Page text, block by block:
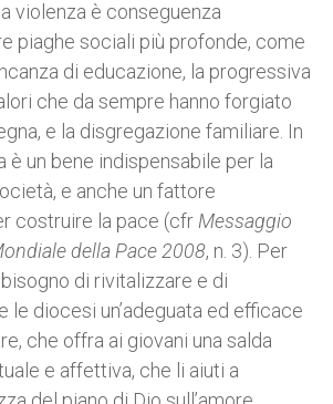
violenza è conseguenza
piaghe sociali più profonde, come
di educazione, la progressiva
che da sempre hanno forgiato
e la disgregazione familiare. In
è un bene indispensabile per la
e anche un fattore
costruire la pace (cfr Messaggio
della Pace 2008, n. 3). Per
di rivitalizzare e di
le diocesi un’adeguata ed efficace
che offra ai giovani una salda
e affettiva, che li aiuti a